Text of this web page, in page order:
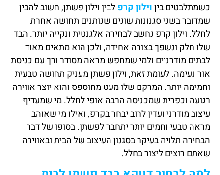
כשמתלבטים ביןוילון קרפלבין וילון פשתן, חשוב להבין
שמדובר בשני סגנונות שונים שנותנים תחושה אחרת
לחלל. וילון קרפ נחשב לבחירה אלגנטית ונקייה יותר. הבד
שלו חלק ונשפך בצורה אחידה, ולכן הוא מתאים מאוד
לבתים מודרניים ולמי שמחפש מראה מסודר ורך עם כניסת
אור נעימה. לעומת זאת, וילון פשתן מעניק תחושה טבעית
וחמימה יותר. המרקם שלו מעט מחוספס והוא יוצר אווירה
רגועה וכפרית שמכניסה הרבה אופי לחלל. מי שמעדיף
עיצוב מודרני ועדין לרוב יבחר בקרפ, ואילו מי שאוהב
מראה טבעי וחמים יותר יתחבר לפשתן. בסופו של דבר
הבחירה תלויה בעיקר בסגנון העיצוב של הבית ובאווירה
שאתם רוצים ליצור בחלל.